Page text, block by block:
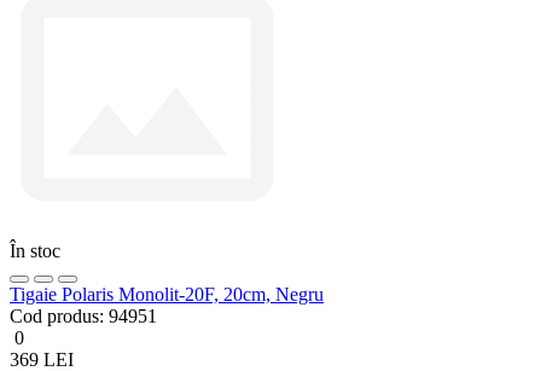
În stoc
Tigaie Polaris Monolit-20F, 20cm, Negru
Cod produs: 94951
0
369 LEI